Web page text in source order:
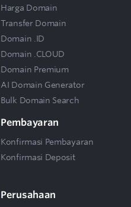
Harga Domain
Transfer Domain
Domain .ID
Domain .CLOUD
Domain Premium
AI Domain Generator
Bulk Domain Search
Pembayaran
Konfirmasi Pembayaran
Konfirmasi Deposit
Perusahaan